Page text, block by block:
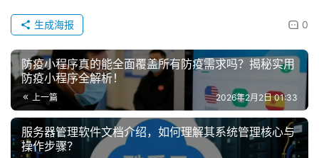
0
生成海报
防疫小程序真的能全面覆盖所有防疫需求吗？揭秘实用
防疫小程序全解析！
上一篇 2026年2月2日 01:33
服务器管理软件文档介绍，如何理解其系统管理核心与
操作步骤？